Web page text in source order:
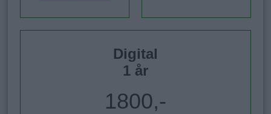
Digital
1 år
1800,-